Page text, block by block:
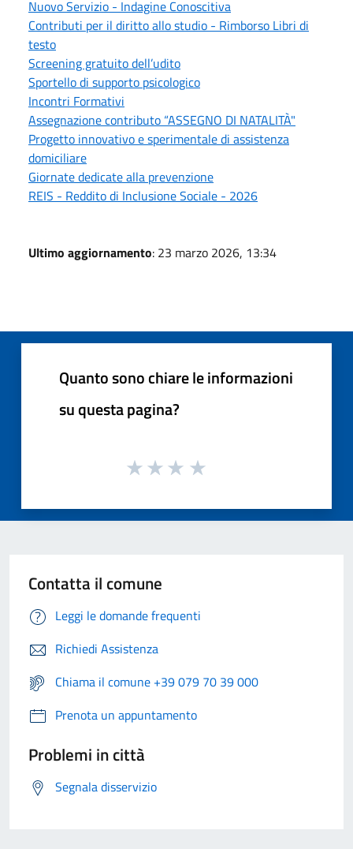
Nuovo Servizio - Indagine Conoscitiva
Contributi per il diritto allo studio - Rimborso Libri di
testo
Screening gratuito dell’udito
Sportello di supporto psicologico
Incontri Formativi
Assegnazione contributo “ASSEGNO DI NATALITÀ"
Progetto innovativo e sperimentale di assistenza
domiciliare
Giornate dedicate alla prevenzione
REIS - Reddito di Inclusione Sociale - 2026
Ultimo aggiornamento: 23 marzo 2026, 13:34
Quanto sono chiare le informazioni
su questa pagina?
Contatta il comune
Leggi le domande frequenti
Richiedi Assistenza
Chiama il comune +39 079 70 39 000
Prenota un appuntamento
Problemi in città
Segnala disservizio